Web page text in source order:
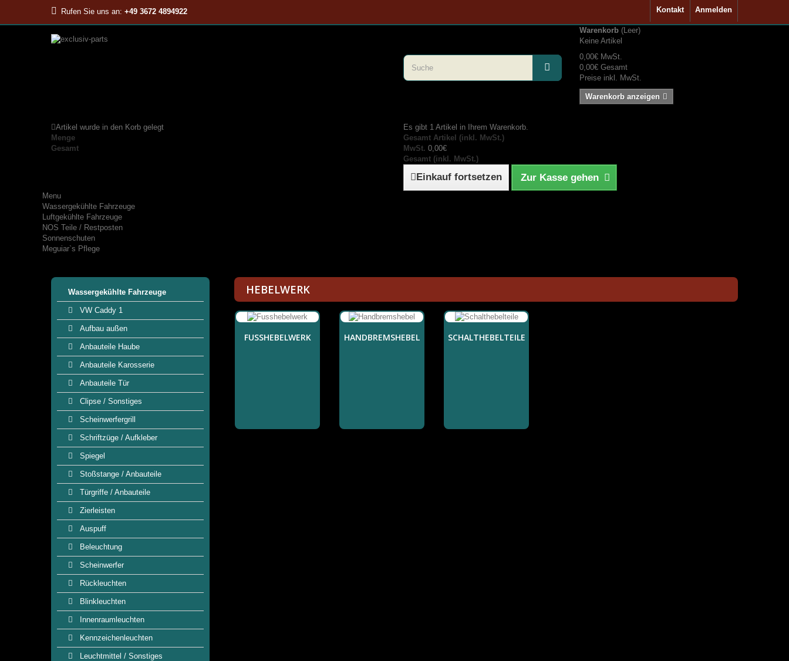
Anmelden
Kontakt
Rufen Sie uns an: +49 3672 4894922
Warenkorb (Leer)
Keine Artikel
0,00€ MwSt.
0,00€ Gesamt
Preise inkl. MwSt.
Warenkorb anzeigen
Artikel wurde in den Korb gelegt
Menge
Gesamt
Es gibt 1 Artikel in Ihrem Warenkorb.
Gesamt Artikel (inkl. MwSt.)
MwSt. 0,00€
Gesamt (inkl. MwSt.)
Einkauf fortsetzen Zur Kasse gehen
Menu
Wassergekühlte Fahrzeuge
Luftgekühlte Fahrzeuge
NOS Teile / Restposten
Sonnenschuten
Meguiar`s Pflege
Wassergekühlte Fahrzeuge
VW Caddy 1
Aufbau außen
Anbauteile Haube
Anbauteile Karosserie
Anbauteile Tür
Clipse / Sonstiges
Scheinwerfergrill
Schriftzüge / Aufkleber
Spiegel
Stoßstange / Anbauteile
Türgriffe / Anbauteile
Zierleisten
Auspuff
Beleuchtung
Scheinwerfer
Rückleuchten
Blinkleuchten
Innenraumleuchten
Kennzeichenleuchten
Leuchtmittel / Sonstiges
HEBELWERK
FUSSHEBELWERK HANDBREMSHEBEL SCHALTHEBELTEILE